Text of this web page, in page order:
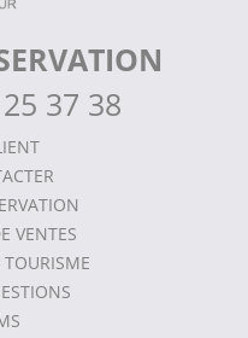
37 38
VENTES
TOURISME